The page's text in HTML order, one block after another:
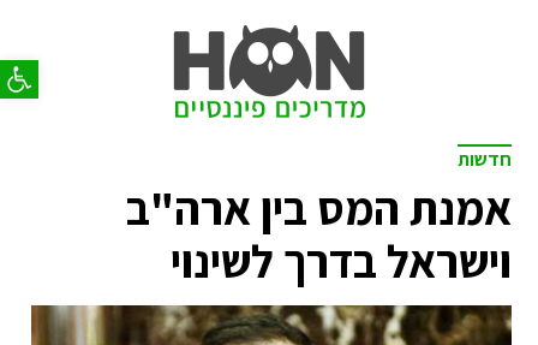
פתח
חדשות
אמנת המס בין ארה"ב
וישראל בדרך לשינוי